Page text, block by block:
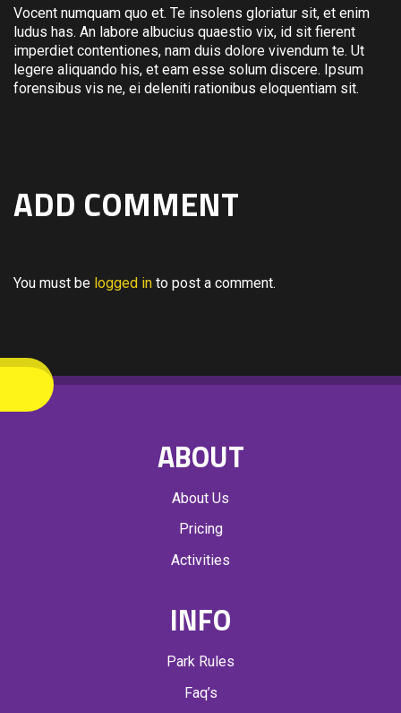
Vocent numquam quo et. Te insolens gloriatur sit, et enim
ludus has. An labore albucius quaestio vix, id sit fierent
imperdiet contentiones, nam duis dolore vivendum te. Ut
legere aliquando his, et eam esse solum discere. Ipsum
forensibus vis ne, ei deleniti rationibus eloquentiam sit.
ADD COMMENT
You must be logged in to post a comment.
ABOUT
About Us
Pricing
Activities
INFO
Park Rules
Faq’s